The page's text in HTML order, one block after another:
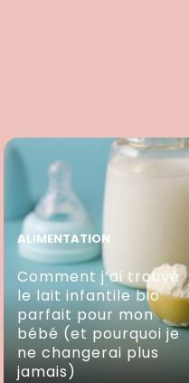
ALIMENTATION
Comment j’ai trouvé
le lait infantile bio
parfait pour mon
bébé (et pourquoi je
ne changerai plus
jamais)